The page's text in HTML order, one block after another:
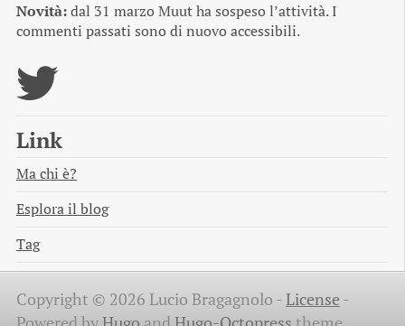
Novità:dal 31 marzo Muut ha sospeso l’attività. I
commenti passati sono di nuovo accessibili.
Link
Ma chi è?
Esplora il blog
Tag
Copyright © 2026 Lucio Bragagnolo -License -